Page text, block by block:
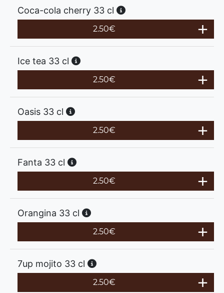
Coca-cola cherry 33 cl
2.50€
Ice tea 33 cl
2.50€
Oasis 33 cl
2.50€
Fanta 33 cl
2.50€
Orangina 33 cl
2.50€
7up mojito 33 cl
2.50€